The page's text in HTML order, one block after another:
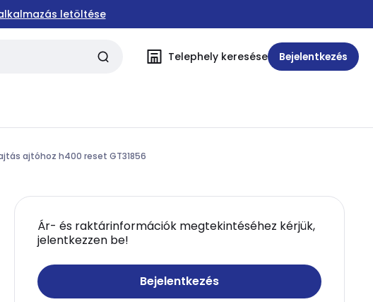
letöltése
Telephely keresése Bejelentkezés
ajtóhoz h400 reset GT31856
Ár- és raktárinformációk megtekintéséhez kérjük,
jelentkezzen be!
Bejelentkezés